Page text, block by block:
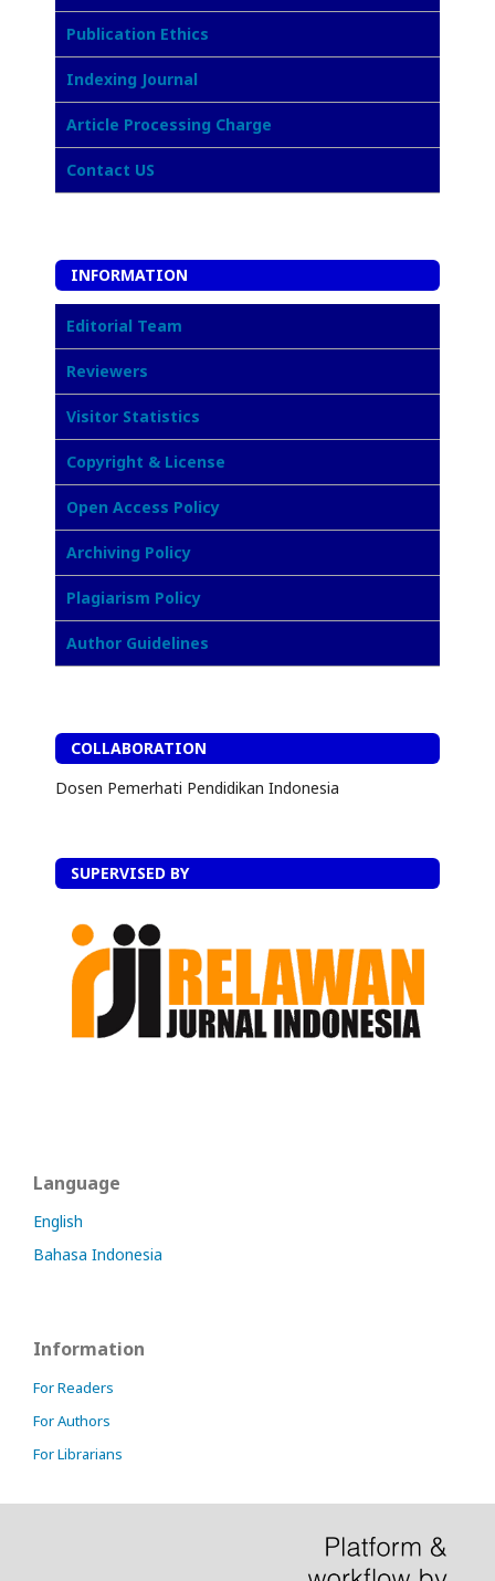
Publication Ethics
Indexing Journal
Article Processing Charge
Contact US
INFORMATION
Editorial Team
Reviewers
Visitor Statistics
Copyright & License
Open Access Policy
Archiving Policy
Plagiarism Policy
Author Guidelines
COLLABORATION
Dosen Pemerhati Pendidikan Indonesia
SUPERVISED BY
Language
English
Bahasa Indonesia
Information
For Readers
For Authors
For Librarians